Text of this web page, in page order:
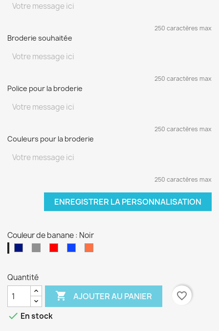
250 caractères max
Broderie souhaitée
250 caractères max
Police pour la broderie
250 caractères max
Couleurs pour la broderie
250 caractères max
ENREGISTRER LA PERSONNALISATION
Couleur de banane : Noir
Quantité
 AJOUTER AU PANIER
favorite_border
 En stock